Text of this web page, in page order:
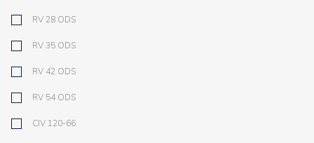
RV 28 ODS
RV 35 ODS
RV 42 ODS
RV 54 ODS
CIV 120-66